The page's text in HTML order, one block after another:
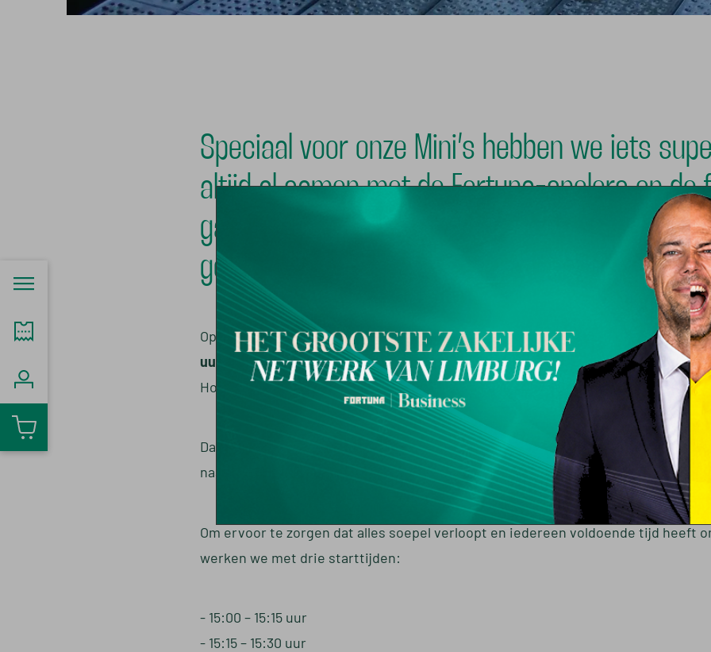
Speciaal voor onze Mini’s hebben we iets
altijd al samen met de Fortuna-spelers op de
gaan? Dit is je kans! Tijdens Sid’s Fotodag
geweldige middag in het stadion. Meld je snel
Op woensdagmiddag 13 meizijn jullie van harte welkom in het Fortuna Sittard
uur
. Tijdens deze speciale middag krijgen de Mini’s de kans om samen met de
Hoe gaaf is dat?!
Daarnaast maken we onder andere een stoere foto op het veld, zodat iedereen
naar huis gaat. Een middag die je als echte Fortuna-fan natuurlijk niet wilt
Om ervoor te zorgen dat alles soepel verloopt en iedereen voldoende tijd heeft
werken we met drie starttijden:
- 15:00 – 15:15 uur
- 15:15 – 15:30 uur